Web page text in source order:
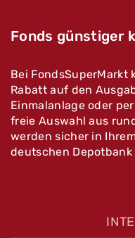
Fonds günstiger
Bei FondsSuperMarkt
Rabatt auf den
Einmalanlage oder
freie Auswahl aus
werden sicher in
deutschen